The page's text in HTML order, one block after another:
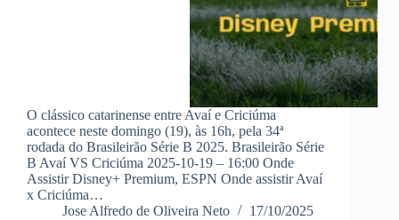
O clássico catarinense entre Avaí e Criciúma
acontece neste domingo (19), às 16h, pela 34ª
rodada do Brasileirão Série B 2025. Brasileirão Série
B Avaí VS Criciúma 2025-10-19 – 16:00 Onde
Assistir Disney+ Premium, ESPN Onde assistir Avaí
x Criciúma…
Jose Alfredo de Oliveira Neto
17/10/2025